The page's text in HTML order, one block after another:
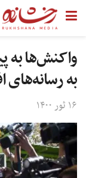
واکنش‌ها به
به رسانه‌های
۱۶ ثور ۱۴۰۰